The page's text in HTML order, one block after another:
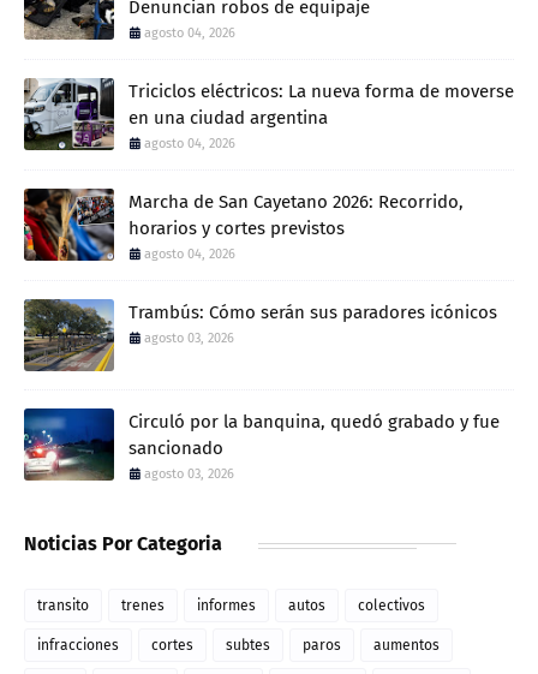
Denuncian robos de equipaje
agosto 04, 2026
Triciclos eléctricos: La nueva forma de moverse
en una ciudad argentina
agosto 04, 2026
Marcha de San Cayetano 2026: Recorrido,
horarios y cortes previstos
agosto 04, 2026
Trambús: Cómo serán sus paradores icónicos
agosto 03, 2026
Circuló por la banquina, quedó grabado y fue
sancionado
agosto 03, 2026
Noticias Por Categoria
transito trenes informes autos colectivos
infracciones cortes subtes paros aumentos